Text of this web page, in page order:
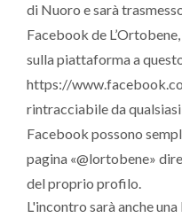
di Nuoro e sarà
Facebook de
sulla piattaforma a
https://
rintracciabile da
Facebook possono
pagina «@lortobene»
del proprio profilo.
L'incontro sarà anche